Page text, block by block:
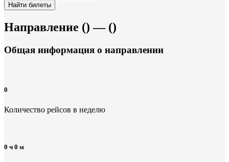
Найти билеты
Направление () — ()
Общая информация о направлении
0
Количество рейсов в неделю
0 ч 0 м